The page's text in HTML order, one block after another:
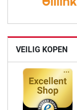
VEILIG KOPEN